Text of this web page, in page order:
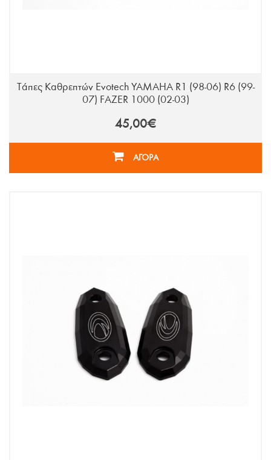
Τάπες Καθρεπτών Evotech YAMAHA R1 (98-06) R6 (99-
07) FAZER 1000 (02-03)
45,00€
ΑΓΟΡΑ